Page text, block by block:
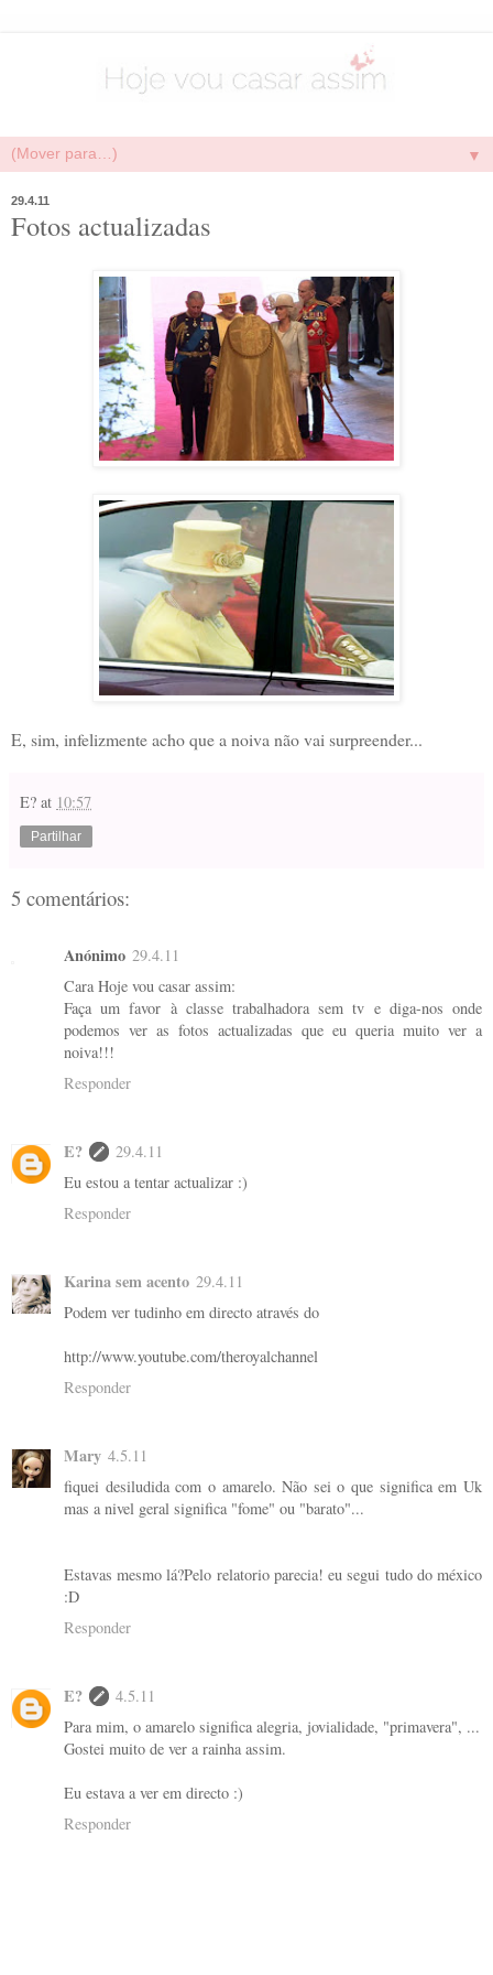
▼
29.4.11
Fotos actualizadas
E, sim, infelizmente acho que a noiva não vai surpreender...
E? at 10:57
Partilhar
5 comentários:
Anónimo 29.4.11
Cara Hoje vou casar assim:
Faça um favor à classe trabalhadora sem tv e diga-nos onde
podemos ver as fotos actualizadas que eu queria muito ver a
noiva!!!
Responder
E?
29.4.11
Eu estou a tentar actualizar :)
Responder
Karina sem acento 29.4.11
Podem ver tudinho em directo através do
http://www.youtube.com/theroyalchannel
Responder
Mary 4.5.11
fiquei desiludida com o amarelo. Não sei o que significa em Uk
mas a nivel geral significa "fome" ou "barato"...
Estavas mesmo lá?Pelo relatorio parecia! eu segui tudo do méxico
:D
Responder
E?
4.5.11
Para mim, o amarelo significa alegria, jovialidade, "primavera", ...
Gostei muito de ver a rainha assim.
Eu estava a ver em directo :)
Responder